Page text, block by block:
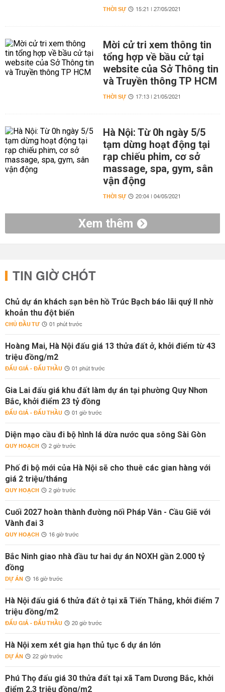
THỜI SỰ 15:21 | 27/05/2021
Mời cử tri xem thông tin
tổng hợp về bầu cử tại
website của Sở Thông tin
và Truyền thông TP HCM
THỜI SỰ 17:13 | 21/05/2021
Hà Nội: Từ 0h ngày 5/5
tạm dừng hoạt động tại
rạp chiếu phim, cơ sở
massage, spa, gym, sân
vận động
THỜI SỰ 20:04 | 04/05/2021
Xem thêm
TIN GIỜ CHÓT
Chủ dự án khách sạn bên hồ Trúc Bạch báo lãi quý II nhờ
khoản thu đột biến
CHỦ ĐẦU TƯ 01 phút trước
Hoàng Mai, Hà Nội đấu giá 13 thửa đất ở, khởi điểm từ 43
triệu đồng/m2
ĐẤU GIÁ - ĐẤU THẦU 01 phút trước
Gia Lai đấu giá khu đất làm dự án tại phường Quy Nhơn
Bắc, khởi điểm 23 tỷ đồng
ĐẤU GIÁ - ĐẤU THẦU 01 giờ trước
Diện mạo cầu đi bộ hình lá dừa nước qua sông Sài Gòn
QUY HOẠCH 2 giờ trước
Phố đi bộ mới của Hà Nội sẽ cho thuê các gian hàng với
giá 2 triệu/tháng
QUY HOẠCH 2 giờ trước
Cuối 2027 hoàn thành đường nối Pháp Vân - Cầu Giẽ với
Vành đai 3
QUY HOẠCH 16 giờ trước
Bắc Ninh giao nhà đầu tư hai dự án NOXH gần 2.000 tỷ
đồng
DỰ ÁN 16 giờ trước
Hà Nội đấu giá 6 thửa đất ở tại xã Tiến Thắng, khởi điểm 7
triệu đồng/m2
ĐẤU GIÁ - ĐẤU THẦU 20 giờ trước
Hà Nội xem xét gia hạn thủ tục 6 dự án lớn
DỰ ÁN 22 giờ trước
Phú Thọ đấu giá 30 thửa đất tại xã Tam Dương Bắc, khởi
điểm 2,3 triệu đồng/m2